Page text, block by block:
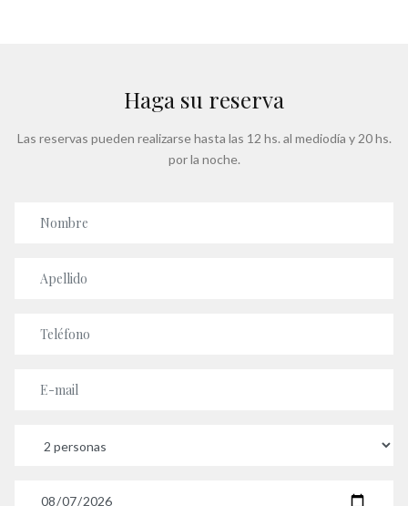
Haga su reserva
Las reservas pueden realizarse hasta las 12 hs. al mediodía y 20 hs.
por la noche.